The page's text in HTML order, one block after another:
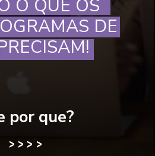
O QUE OS
DE
por que?
>
>
> >